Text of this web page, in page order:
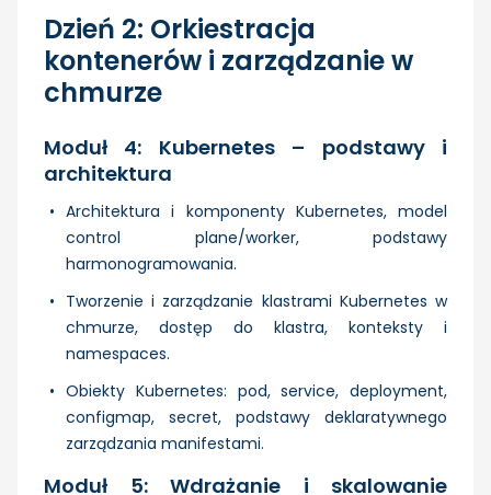
Dzień 2: Orkiestracja
kontenerów i zarządzanie w
chmurze
Moduł 4: Kubernetes – podstawy i
architektura
Architektura i komponenty Kubernetes, model
control plane/worker, podstawy
harmonogramowania.
Tworzenie i zarządzanie klastrami Kubernetes w
chmurze, dostęp do klastra, konteksty i
namespaces.
Obiekty Kubernetes: pod, service, deployment,
configmap, secret, podstawy deklaratywnego
zarządzania manifestami.
Moduł 5: Wdrażanie i skalowanie